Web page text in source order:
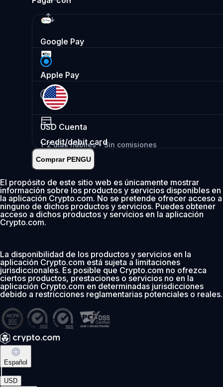
Google Pay
Apple Pay
USD Cuenta
1-2 días hábiles • Sin comisiones
Depositar
Credit/debit card
Instantáneo•
0 % de comisión los primeros 30 días
Añadir
Comprar PENGU
El propósito de este sitio web es únicamente mostrar
información sobre los productos y servicios disponibles en
la aplicación Crypto.com. No se pretende ofrecer acceso a
ninguno de dichos productos y servicios. Puedes obtener
acceso a dichos productos y servicios en la aplicación
Crypto.com.
La disponibilidad de los productos y servicios en la
aplicación Crypto.com está sujeta a limitaciones
jurisdiccionales. Es posible que Crypto.com no ofrezca
ciertos productos, prestaciones o servicios no en la
aplicación Crypto.com en determinadas jurisdicciones
debido a restricciones reglamentarias potenciales o reales.
Español
USD